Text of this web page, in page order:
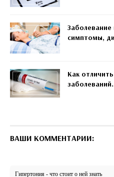
симптомы,
Как
ВАШИ КОММЕНТАРИИ:
Гипертония - что стоит о ней знать